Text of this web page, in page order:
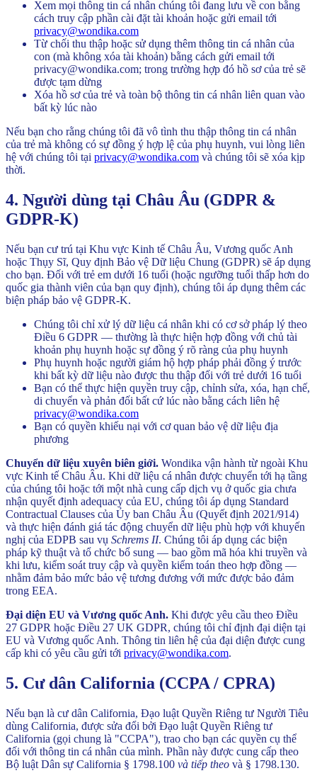
Xem mọi thông tin cá nhân chúng tôi đang lưu về con bằng
cách truy cập phần cài đặt tài khoản hoặc gửi email tới
privacy@wondika.com
Từ chối thu thập hoặc sử dụng thêm thông tin cá nhân của
con (mà không xóa tài khoản) bằng cách gửi email tới
privacy@wondika.com; trong trường hợp đó hồ sơ của trẻ sẽ
được tạm dừng
Xóa hồ sơ của trẻ và toàn bộ thông tin cá nhân liên quan vào
bất kỳ lúc nào
Nếu bạn cho rằng chúng tôi đã vô tình thu thập thông tin cá nhân
của trẻ mà không có sự đồng ý hợp lệ của phụ huynh, vui lòng liên
hệ với chúng tôi tại privacy@wondika.com và chúng tôi sẽ xóa kịp
thời.
4. Người dùng tại Châu Âu (GDPR &
GDPR-K)
Nếu bạn cư trú tại Khu vực Kinh tế Châu Âu, Vương quốc Anh
hoặc Thụy Sĩ, Quy định Bảo vệ Dữ liệu Chung (GDPR) sẽ áp dụng
cho bạn. Đối với trẻ em dưới 16 tuổi (hoặc ngưỡng tuổi thấp hơn do
quốc gia thành viên của bạn quy định), chúng tôi áp dụng thêm các
biện pháp bảo vệ GDPR-K.
Chúng tôi chỉ xử lý dữ liệu cá nhân khi có cơ sở pháp lý theo
Điều 6 GDPR — thường là thực hiện hợp đồng với chủ tài
khoản phụ huynh hoặc sự đồng ý rõ ràng của phụ huynh
Phụ huynh hoặc người giám hộ hợp pháp phải đồng ý trước
khi bất kỳ dữ liệu nào được thu thập đối với trẻ dưới 16 tuổi
Bạn có thể thực hiện quyền truy cập, chỉnh sửa, xóa, hạn chế,
di chuyển và phản đối bất cứ lúc nào bằng cách liên hệ
privacy@wondika.com
Bạn có quyền khiếu nại với cơ quan bảo vệ dữ liệu địa
phương
Chuyển dữ liệu xuyên biên giới. Wondika vận hành từ ngoài Khu
vực Kinh tế Châu Âu. Khi dữ liệu cá nhân được chuyển tới hạ tầng
của chúng tôi hoặc tới một nhà cung cấp dịch vụ ở quốc gia chưa
nhận quyết định adequacy của EU, chúng tôi áp dụng Standard
Contractual Clauses của Ủy ban Châu Âu (Quyết định 2021/914)
và thực hiện đánh giá tác động chuyển dữ liệu phù hợp với khuyến
nghị của EDPB sau vụ Schrems II. Chúng tôi áp dụng các biện
pháp kỹ thuật và tổ chức bổ sung — bao gồm mã hóa khi truyền và
khi lưu, kiểm soát truy cập và quyền kiểm toán theo hợp đồng —
nhằm đảm bảo mức bảo vệ tương đương với mức được bảo đảm
trong EEA.
Đại diện EU và Vương quốc Anh. Khi được yêu cầu theo Điều
27 GDPR hoặc Điều 27 UK GDPR, chúng tôi chỉ định đại diện tại
EU và Vương quốc Anh. Thông tin liên hệ của đại diện được cung
cấp khi có yêu cầu gửi tới privacy@wondika.com.
5. Cư dân California (CCPA / CPRA)
Nếu bạn là cư dân California, Đạo luật Quyền Riêng tư Người Tiêu
dùng California, được sửa đổi bởi Đạo luật Quyền Riêng tư
California (gọi chung là "CCPA"), trao cho bạn các quyền cụ thể
đối với thông tin cá nhân của mình. Phần này được cung cấp theo
Bộ luật Dân sự California § 1798.100 và tiếp theo và § 1798.130.